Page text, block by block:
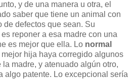
y de una manera u otra, el
saber que tiene un animal con
de defectos que sean. Su
reponer a esa madre con una
es mejor que ella. Lo normal
hija haya corregido algunos
madre, y atenuado algún otro,
algo patente. Lo excepcional sería